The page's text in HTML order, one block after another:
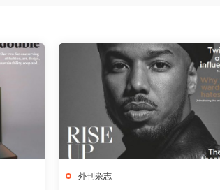
外刊杂志